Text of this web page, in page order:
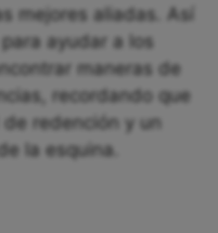
mejores aliadas. Así
ayudar a los
maneras de
recordando que
redención y un
la esquina.